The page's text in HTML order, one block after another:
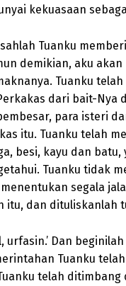
kekuasaan
Tuanku
demikian, aku
Tuanku
dari bait-Nya
para isteri
itu. Tuanku telah
besi, kayu dan
Tuanku tidak
segala
itu, dan dituliskanlah
urfasin.’ Dan
Tuanku
telah